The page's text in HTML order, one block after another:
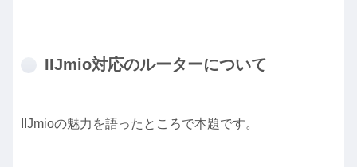
IIJmio対応のルーターについて
IIJmioの魅力を語ったところで本題です。